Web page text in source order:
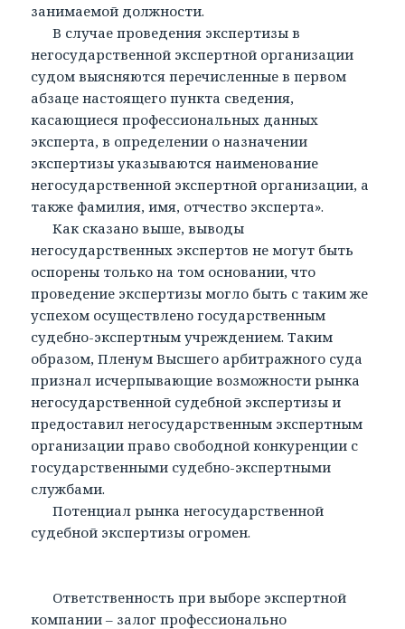
занимаемой должности.
В случае проведения экспертизы в
негосударственной экспертной организации
судом выясняются перечисленные в первом
абзаце настоящего пункта сведения,
касающиеся профессиональных данных
эксперта, в определении о назначении
экспертизы указываются наименование
негосударственной экспертной организации, а
также фамилия, имя, отчество эксперта».
Как сказано выше, выводы
негосударственных экспертов не могут быть
оспорены только на том основании, что
проведение экспертизы могло быть с таким же
успехом осуществлено государственным
судебно-экспертным учреждением. Таким
образом, Пленум Высшего арбитражного суда
признал исчерпывающие возможности рынка
негосударственной судебной экспертизы и
предоставил негосударственным экспертным
организации право свободной конкуренции с
государственными судебно-экспертными
службами.
Потенциал рынка негосударственной
судебной экспертизы огромен.
Ответственность при выборе экспертной
компании – залог профессионально